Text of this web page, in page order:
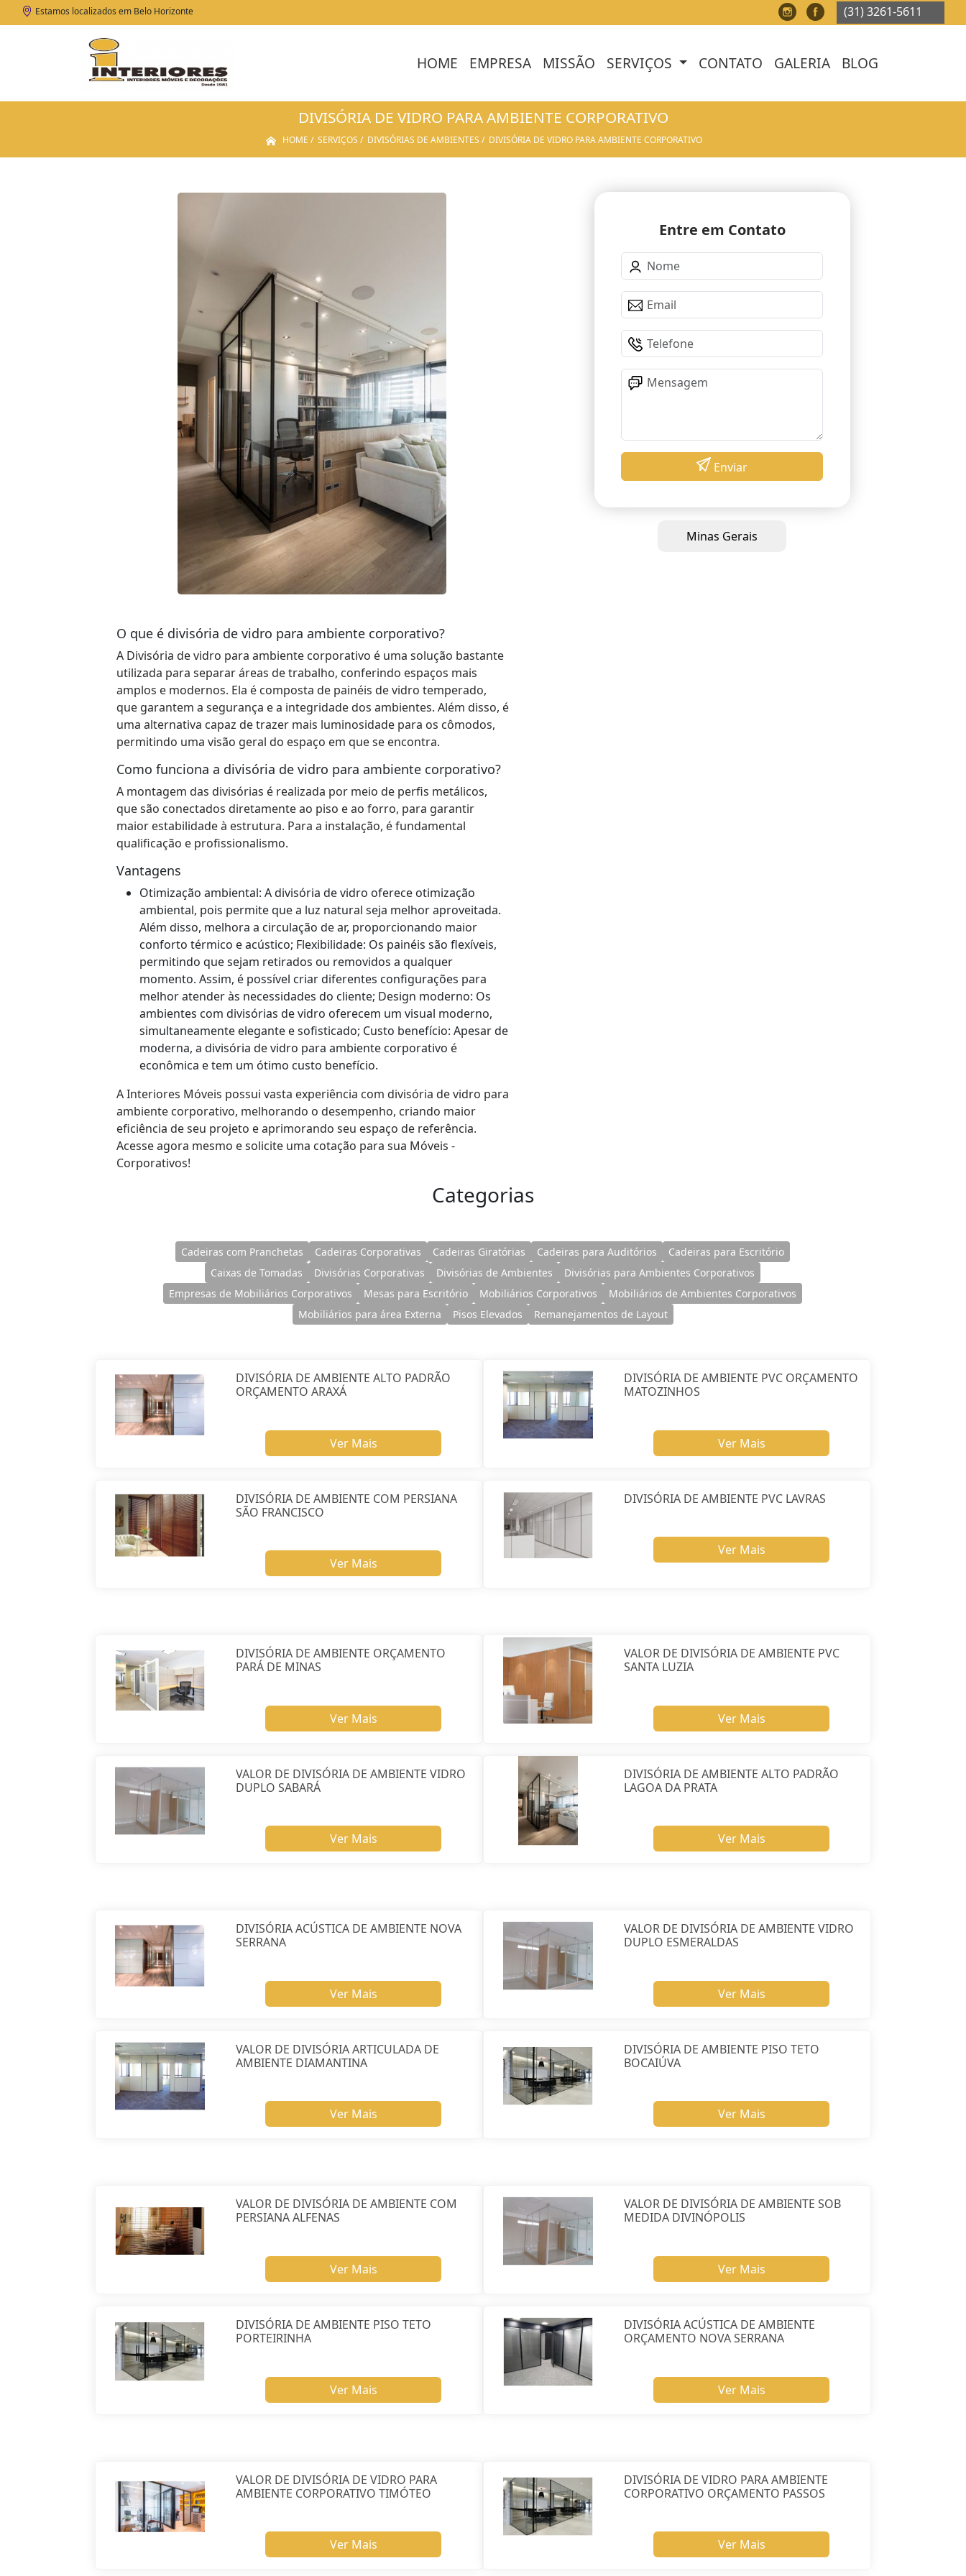
Estamos localizados em Belo Horizonte (31) 3261-5611 (31) 3261-5611
HOME EMPRESA MISSÃO SERVIÇOS CONTATO GALERIA BLOG
DIVISÓRIA DE VIDRO PARA AMBIENTE CORPORATIVO
HOME SERVIÇOS DIVISÓRIAS DE AMBIENTES DIVISÓRIA DE VIDRO PARA AMBIENTE CORPORATIVO
O que é divisória de vidro para ambiente corporativo?
A Divisória de vidro para ambiente corporativo é uma solução bastante
utilizada para separar áreas de trabalho, conferindo espaços mais
amplos e modernos. Ela é composta de painéis de vidro temperado,
que garantem a segurança e a integridade dos ambientes. Além disso, é
uma alternativa capaz de trazer mais luminosidade para os cômodos,
permitindo uma visão geral do espaço em que se encontra.
Como funciona a divisória de vidro para ambiente corporativo?
A montagem das divisórias é realizada por meio de perfis metálicos,
que são conectados diretamente ao piso e ao forro, para garantir
maior estabilidade à estrutura. Para a instalação, é fundamental
qualificação e profissionalismo.
Vantagens
Otimização ambiental: A divisória de vidro oferece otimização
ambiental, pois permite que a luz natural seja melhor aproveitada.
Além disso, melhora a circulação de ar, proporcionando maior
conforto térmico e acústico; Flexibilidade: Os painéis são flexíveis,
permitindo que sejam retirados ou removidos a qualquer
momento. Assim, é possível criar diferentes configurações para
melhor atender às necessidades do cliente; Design moderno: Os
ambientes com divisórias de vidro oferecem um visual moderno,
simultaneamente elegante e sofisticado; Custo benefício: Apesar de
moderna, a divisória de vidro para ambiente corporativo é
econômica e tem um ótimo custo benefício.
A Interiores Móveis possui vasta experiência com divisória de vidro para
ambiente corporativo, melhorando o desempenho, criando maior
eficiência de seu projeto e aprimorando seu espaço de referência.
Acesse agora mesmo e solicite uma cotação para sua Móveis -
Corporativos!
Entre em Contato
Enviar
Minas Gerais
Categorias
Cadeiras com Pranchetas Cadeiras Corporativas Cadeiras Giratórias Cadeiras para Auditórios
Cadeiras para Escritório
Caixas de Tomadas
Divisórias Corporativas Divisórias de Ambientes
Divisórias para Ambientes Corporativos
Empresas de Mobiliários Corporativos
Mesas para Escritório Mobiliários Corporativos
Mobiliários de Ambientes Corporativos
Mobiliários para área Externa
Pisos Elevados Remanejamentos de Layout
DIVISÓRIA DE AMBIENTE ALTO PADRÃO
ORÇAMENTO ARAXÁ
Ver Mais
DIVISÓRIA DE AMBIENTE PVC ORÇAMENTO
MATOZINHOS
Ver Mais
DIVISÓRIA DE AMBIENTE COM PERSIANA
SÃO FRANCISCO
Ver Mais
DIVISÓRIA DE AMBIENTE PVC LAVRAS
Ver Mais
DIVISÓRIA DE AMBIENTE ORÇAMENTO
PARÁ DE MINAS
Ver Mais
VALOR DE DIVISÓRIA DE AMBIENTE PVC
SANTA LUZIA
Ver Mais
VALOR DE DIVISÓRIA DE AMBIENTE VIDRO
DUPLO SABARÁ
Ver Mais
DIVISÓRIA DE AMBIENTE ALTO PADRÃO
LAGOA DA PRATA
Ver Mais
DIVISÓRIA ACÚSTICA DE AMBIENTE NOVA
SERRANA
Ver Mais
VALOR DE DIVISÓRIA DE AMBIENTE VIDRO
DUPLO ESMERALDAS
Ver Mais
VALOR DE DIVISÓRIA ARTICULADA DE
AMBIENTE DIAMANTINA
Ver Mais
DIVISÓRIA DE AMBIENTE PISO TETO
BOCAIÚVA
Ver Mais
VALOR DE DIVISÓRIA DE AMBIENTE COM
PERSIANA ALFENAS
Ver Mais
VALOR DE DIVISÓRIA DE AMBIENTE SOB
MEDIDA DIVINÓPOLIS
Ver Mais
DIVISÓRIA DE AMBIENTE PISO TETO
PORTEIRINHA
Ver Mais
DIVISÓRIA ACÚSTICA DE AMBIENTE
ORÇAMENTO NOVA SERRANA
Ver Mais
VALOR DE DIVISÓRIA DE VIDRO PARA
AMBIENTE CORPORATIVO TIMÓTEO
Ver Mais
DIVISÓRIA DE VIDRO PARA AMBIENTE
CORPORATIVO ORÇAMENTO PASSOS
Ver Mais